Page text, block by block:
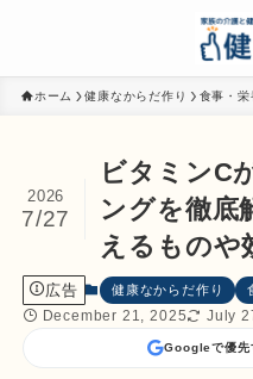
ホーム 健康なからだ作り 食事・栄
ビタミンC
ングを徹底
えるものや
2026
7/27
広告 健康なからだ作り
December 21, 2025 July
Googleで優先